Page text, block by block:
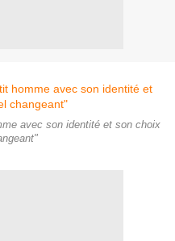
avec son identité et son choix